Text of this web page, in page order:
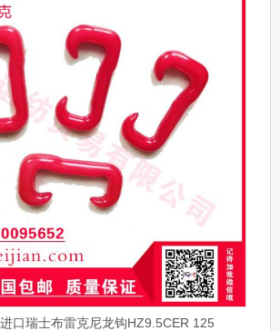
口瑞士布雷克尼龙钩HZ9.5CER 125